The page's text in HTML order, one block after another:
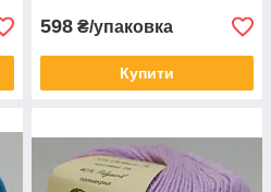
598 ₴/упаковка
Купити